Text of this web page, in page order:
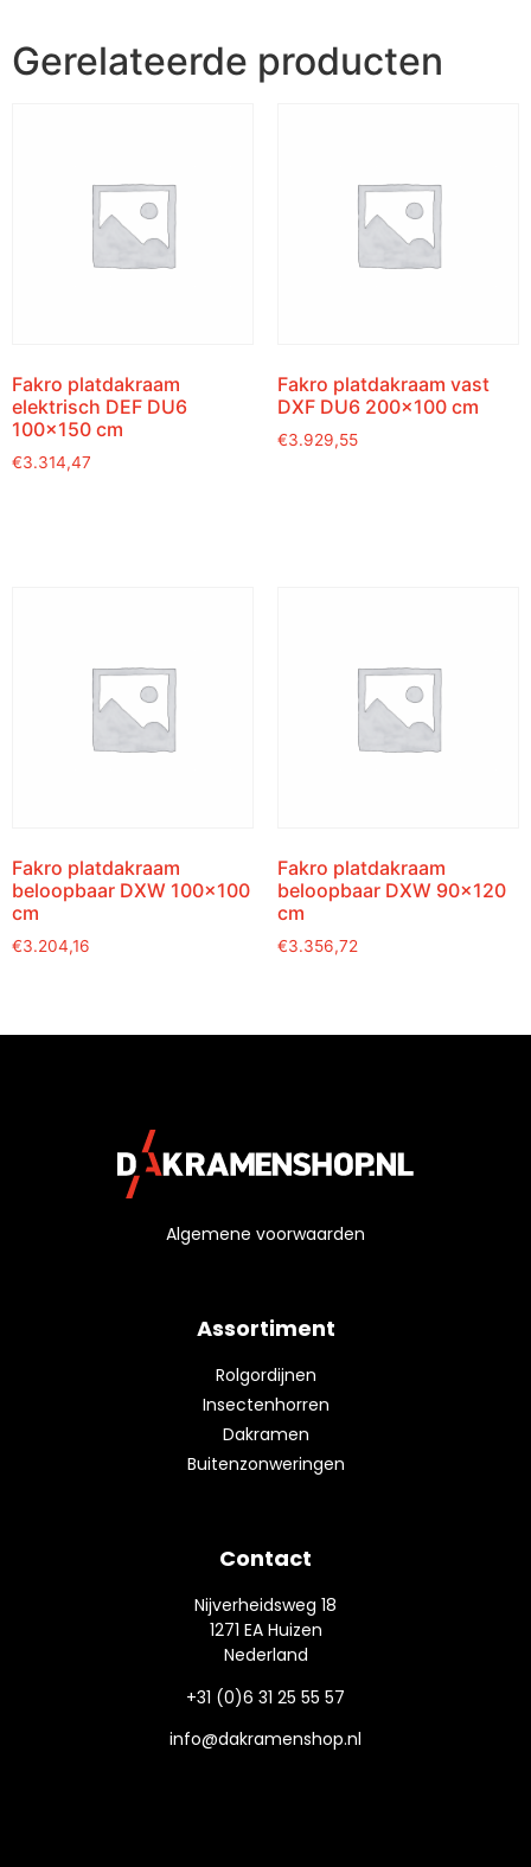
Gerelateerde producten
Fakro platdakraam
elektrisch DEF DU6
100×150 cm
€3.314,47
Fakro platdakraam vast
DXF DU6 200×100 cm
€3.929,55
Fakro platdakraam
beloopbaar DXW 100×100
cm
€3.204,16
Fakro platdakraam
beloopbaar DXW 90×120
cm
€3.356,72
Algemene voorwaarden
Assortiment
Rolgordijnen
Insectenhorren
Dakramen
Buitenzonweringen
Contact
Nijverheidsweg 18
1271 EA Huizen
Nederland
+31 (0)6 31 25 55 57
info@dakramenshop.nl